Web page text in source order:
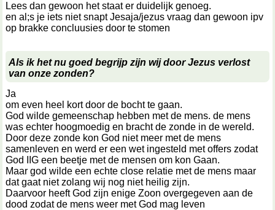
Lees dan gewoon het staat er duidelijk genoeg.
en al;s je iets niet snapt Jesaja/jezus vraag dan gewoon ipv
op brakke concluusies door te stomen
Als ik het nu goed begrijp zijn wij door Jezus verlost
van onze zonden?
Ja
om even heel kort door de bocht te gaan.
God wilde gemeenschap hebben met de mens. de mens
was echter hoogmoedig en bracht de zonde in de wereld.
Door deze zonde kon God niet meer met de mens
samenleven en werd er een wet ingesteld met offers zodat
God IIG een beetje met de mensen om kon Gaan.
Maar god wilde een echte close relatie met de mens maar
dat gaat niet zolang wij nog niet heilig zijn.
Daarvoor heeft God zijn enige Zoon overgegeven aan de
dood zodat de mens weer met God mag leven